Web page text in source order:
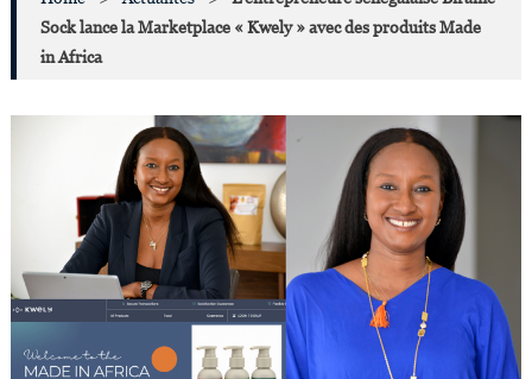
Sock lance la Marketplace « Kwely » avec des produits Made
in Africa